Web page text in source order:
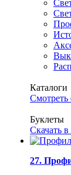
Каталоги
Смотреть
Буклеты
Скачать
27.